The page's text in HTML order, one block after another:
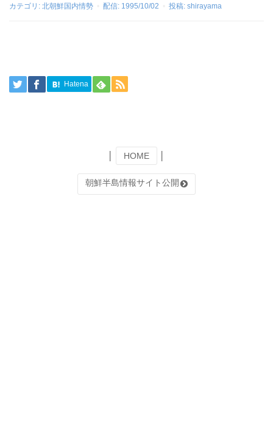
カテゴリ: 北朝鮮国内情勢 配信: 1995/10/02 投稿: shirayama
Hatena
HOME
朝鮮半島情報サイト公開